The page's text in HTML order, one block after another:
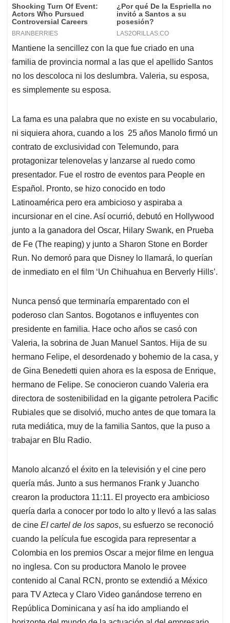
Mantiene la sencillez con la que fue criado en una
familia de provincia normal a las que el apellido Santos
no los descoloca ni los deslumbra. Valeria, su esposa,
es simplemente su esposa.
La fama es una palabra que no existe en su vocabulario,
ni siquiera ahora, cuando a los 25 años Manolo firmó un
contrato de exclusividad con Telemundo, para
protagonizar telenovelas y lanzarse al ruedo como
presentador. Fue el rostro de eventos para People en
Español. Pronto, se hizo conocido en todo
Latinoamérica pero era ambicioso y aspiraba a
incursionar en el cine. Así ocurrió, debutó en Hollywood
junto a la ganadora del Oscar, Hilary Swank, en Prueba
de Fe (The reaping) y junto a Sharon Stone en Border
Run. No demoró para que Disney lo llamará, lo querían
de inmediato en el film ‘Un Chihuahua en Berverly Hills’.
Nunca pensó que terminaría emparentado con el
poderoso clan Santos. Bogotanos e influyentes con
presidente en familia. Hace ocho años se casó con
Valeria, la sobrina de Juan Manuel Santos. Hija de su
hermano Felipe, el desordenado y bohemio de la casa, y
de Gina Benedetti quien ahora es la esposa de Enrique,
hermano de Felipe. Se conocieron cuando Valeria era
directora de sostenibilidad en la gigante petrolera Pacific
Rubiales que se disolvió, mucho antes de que tomara la
ruta mediática, muy de la familia Santos, que la puso a
trabajar en Blu Radio.
Manolo alcanzó el éxito en la televisión y el cine pero
quería más. Junto a sus hermanos Frank y Juancho
crearon la productora 11:11. El proyecto era ambicioso
quería darla a conocer por todo lo alto y llevó a las salas
de cine El cartel de los sapos, su esfuerzo se reconoció
cuando la película fue escogida para representar a
Colombia en los premios Oscar a mejor filme en lengua
no inglesa. Con su productora Manolo le provee
contenido al Canal RCN, pronto se extendió a México
para TV Azteca y Claro Video ganándose terreno en
República Dominicana y así ha ido ampliando el